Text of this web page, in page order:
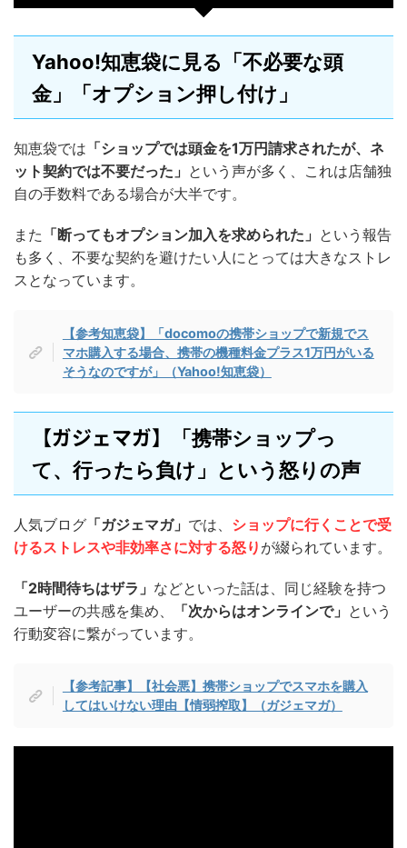
Yahoo!知恵袋に見る「不必要な頭
金」「オプション押し付け」
知恵袋では 「ショップでは頭金を1万円請求されたが、ネ
ット契約では不要だった」 という声が多く、これは店舗独
自の手数料である場合が大半です。
また 「断ってもオプション加入を求められた」 という報告
も多く、不要な契約を避けたい人にとっては大きなストレ
スとなっています。
【参考知恵袋】「docomoの携帯ショップで新規でス
マホ購入する場合、携帯の機種料金プラス1万円がいる
そうなのですが」（Yahoo!知恵袋）
【ガジェマガ】
「携帯ショップっ
て、行ったら負け」という怒りの声
人気ブログ 「ガジェマガ」 では、 ショップに行くことで受
けるストレスや非効率さに対する怒り が綴られています。
「2時間待ちはザラ」 などといった話は、同じ経験を持つ
ユーザーの共感を集め、
「次からはオンラインで」 という
行動変容に繋がっています。
【参考記事】【社会悪】携帯ショップでスマホを購入
してはいけない理由【情弱搾取】（ガジェマガ）